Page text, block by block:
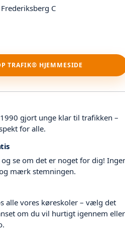
C
TRAFIK® HJEMMESIDE
gjort unge klar til trafikken –
for alle.
se om det er noget for dig!
mærk stemningen.
alle vores køreskoler – vælg det
om du vil hurtigt igennem eller